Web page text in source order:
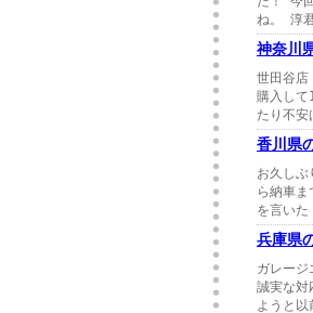
ね。 淳
神奈川
世田谷店
購入して
たり不安
香川県
お久し
ら納車
を言いた
兵庫県
ガレー
誠実な対
ようと以